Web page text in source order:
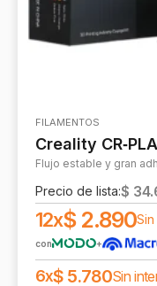
FILAMENTOS
Creality
Flujo estable y gran
Precio de lista:$
12x$2.890
con +
6x$ 5.780Sin